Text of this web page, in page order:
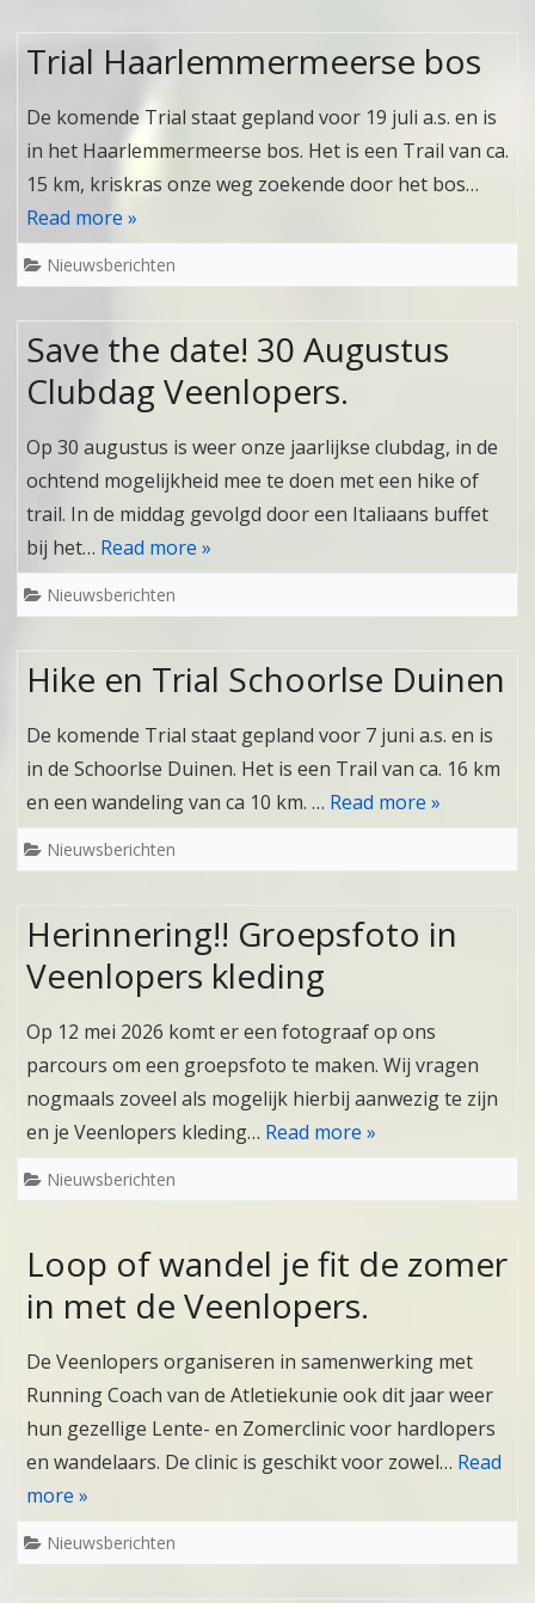
Trial Haarlemmermeerse bos
De komende Trial staat gepland voor 19 juli a.s. en is
in het Haarlemmermeerse bos. Het is een Trail van ca.
15 km, kriskras onze weg zoekende door het bos…
Read more »
Nieuwsberichten
Save the date! 30 Augustus
Clubdag Veenlopers.
Op 30 augustus is weer onze jaarlijkse clubdag, in de
ochtend mogelijkheid mee te doen met een hike of
trail. In de middag gevolgd door een Italiaans buffet
bij het… Read more »
Nieuwsberichten
Hike en Trial Schoorlse Duinen
De komende Trial staat gepland voor 7 juni a.s. en is
in de Schoorlse Duinen. Het is een Trail van ca. 16 km
en een wandeling van ca 10 km. … Read more »
Nieuwsberichten
Herinnering!! Groepsfoto in
Veenlopers kleding
Op 12 mei 2026 komt er een fotograaf op ons
parcours om een groepsfoto te maken. Wij vragen
nogmaals zoveel als mogelijk hierbij aanwezig te zijn
en je Veenlopers kleding… Read more »
Nieuwsberichten
Loop of wandel je fit de zomer
in met de Veenlopers.
De Veenlopers organiseren in samenwerking met
Running Coach van de Atletiekunie ook dit jaar weer
hun gezellige Lente- en Zomerclinic voor hardlopers
en wandelaars. De clinic is geschikt voor zowel… Read
more »
Nieuwsberichten